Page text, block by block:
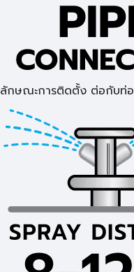
ลักษณะการติดตั้ง ต่อกับท่อ